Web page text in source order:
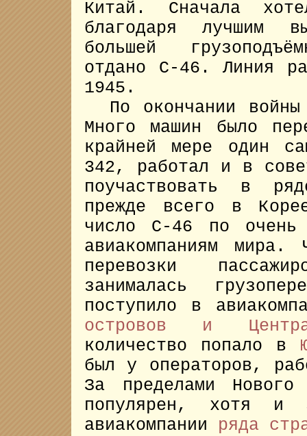
Китай. Сначала
благодаря лучшим
большей
отдано C-46. Линия
1945.
По окончании
Много машин было
крайней мере один
342, работал и в
поучаствовать в
прежде всего в
число C-46 по очень
авиакомпаниям мира.
перевозки
занималась
поступило в
островов и
количество попало в
был у операторов,
За пределами
популярен, хотя и
авиакомпании ряда